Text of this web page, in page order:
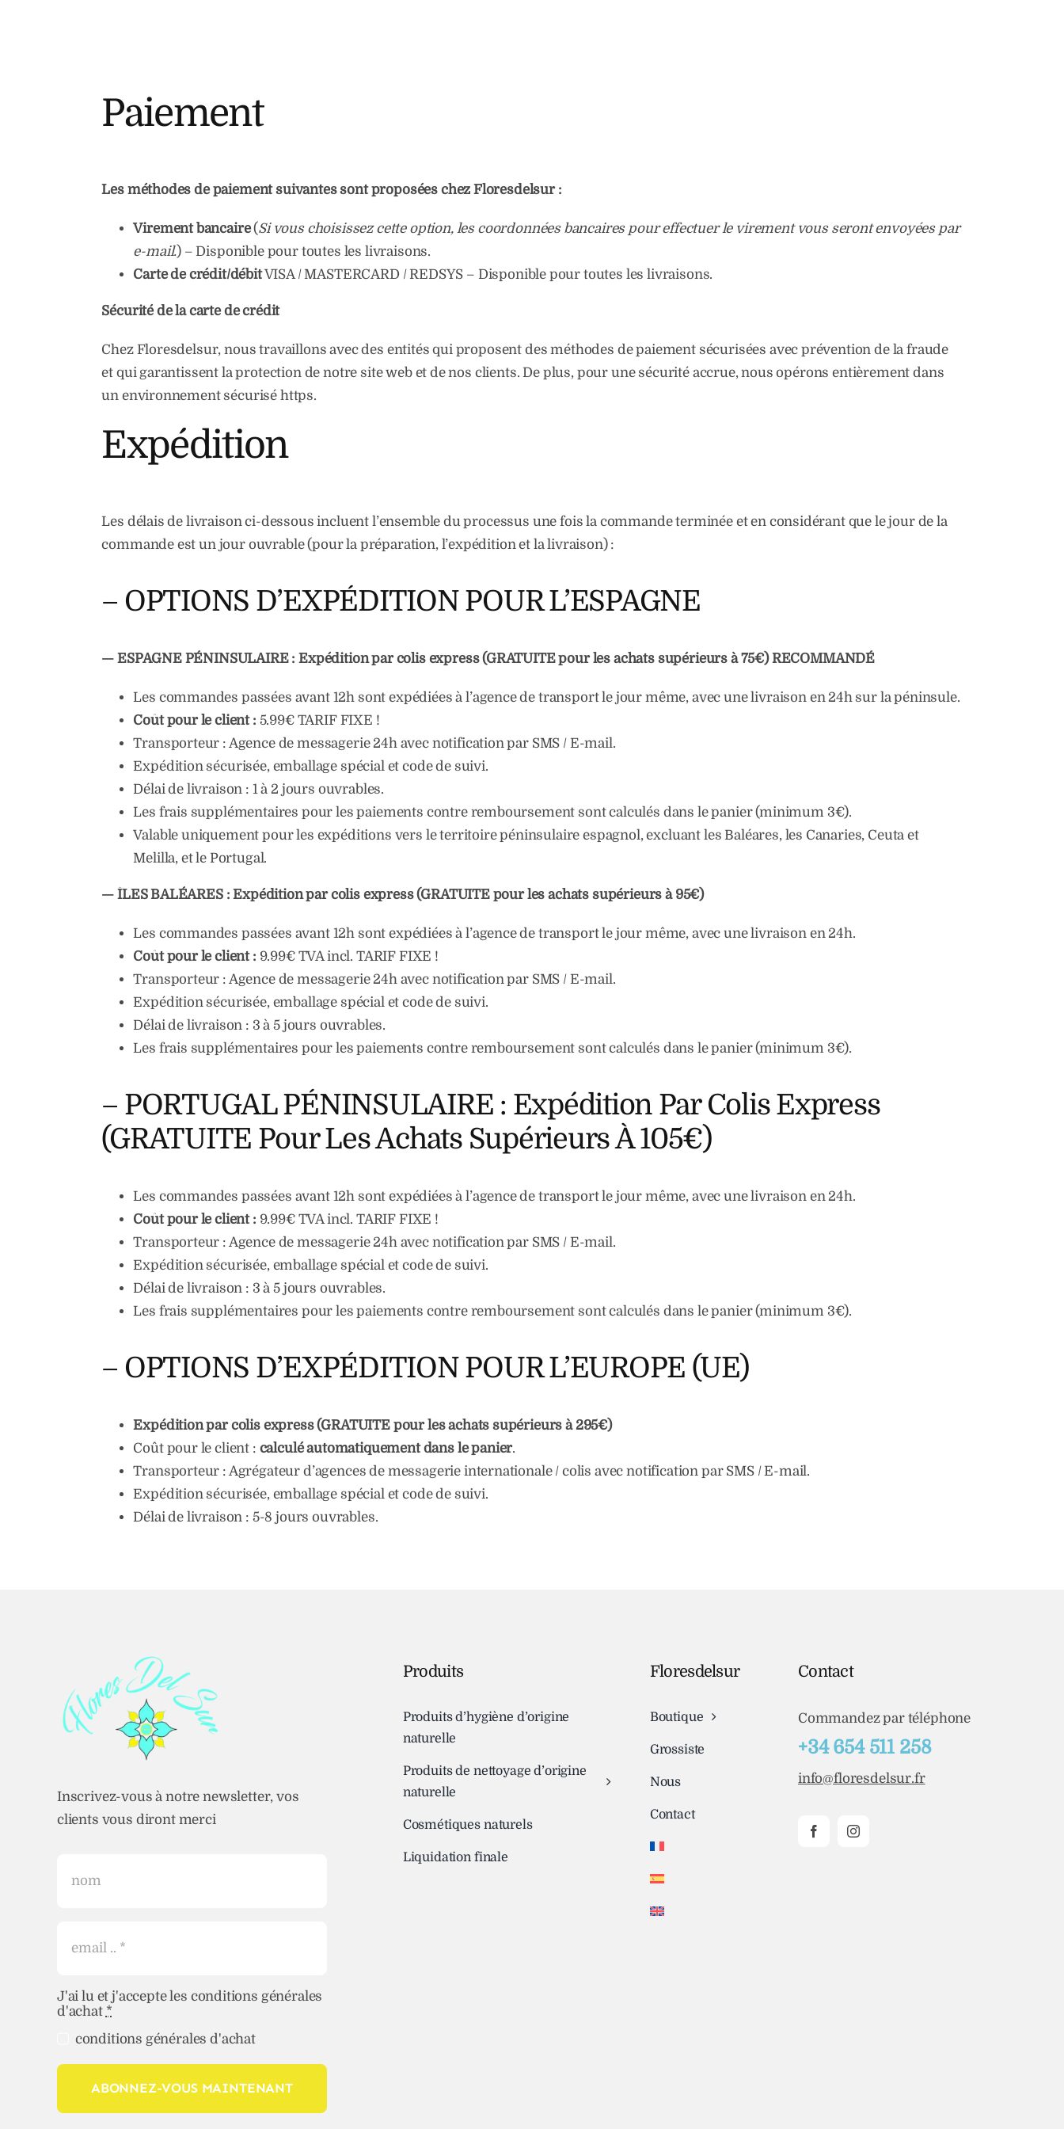
Paiement
Les méthodes de paiement suivantes sont proposées chez Floresdelsur :
Virement bancaire(Si vous choisissez cette option, les coordonnées bancaires pour effectuer le virement vous seront envoyées par
e-mail.) – Disponible pour toutes les livraisons.
Carte de crédit/débitVISA / MASTERCARD / REDSYS – Disponible pour toutes les livraisons.
Sécurité de la carte de crédit
Chez Floresdelsur, nous travaillons avec des entités qui proposent des méthodes de paiement sécurisées avec prévention de la fraude
et qui garantissent la protection de notre site web et de nos clients. De plus, pour une sécurité accrue, nous opérons entièrement dans
un environnement sécurisé https.
Expédition
Les délais de livraison ci-dessous incluent l’ensemble du processus une fois la commande terminée et en considérant que le jour de la
commande est un jour ouvrable (pour la préparation, l’expédition et la livraison) :
– OPTIONS D’EXPÉDITION POUR L’ESPAGNE
— ESPAGNE PÉNINSULAIRE : Expédition par colis express (GRATUITE pour les achats supérieurs à 75€) RECOMMANDÉ
Les commandes passées avant 12h sont expédiées à l’agence de transport le jour même, avec une livraison en 24h sur la péninsule.
Coût pour le client : 5.99€ TARIF FIXE !
Transporteur : Agence de messagerie 24h avec notification par SMS / E-mail.
Expédition sécurisée, emballage spécial et code de suivi.
Délai de livraison : 1 à 2 jours ouvrables.
Les frais supplémentaires pour les paiements contre remboursement sont calculés dans le panier (minimum 3€).
Valable uniquement pour les expéditions vers le territoire péninsulaire espagnol, excluant les Baléares, les Canaries, Ceuta et
Melilla, et le Portugal.
— ÎLES BALÉARES : Expédition par colis express (GRATUITE pour les achats supérieurs à 95€)
Les commandes passées avant 12h sont expédiées à l’agence de transport le jour même, avec une livraison en 24h.
Coût pour le client : 9.99€ TVA incl. TARIF FIXE !
Transporteur : Agence de messagerie 24h avec notification par SMS / E-mail.
Expédition sécurisée, emballage spécial et code de suivi.
Délai de livraison : 3 à 5 jours ouvrables.
Les frais supplémentaires pour les paiements contre remboursement sont calculés dans le panier (minimum 3€).
– PORTUGAL PÉNINSULAIRE : Expédition Par Colis Express
(GRATUITE Pour Les Achats Supérieurs À 105€)
Les commandes passées avant 12h sont expédiées à l’agence de transport le jour même, avec une livraison en 24h.
Coût pour le client : 9.99€ TVA incl. TARIF FIXE !
Transporteur : Agence de messagerie 24h avec notification par SMS / E-mail.
Expédition sécurisée, emballage spécial et code de suivi.
Délai de livraison : 3 à 5 jours ouvrables.
Les frais supplémentaires pour les paiements contre remboursement sont calculés dans le panier (minimum 3€).
– OPTIONS D’EXPÉDITION POUR L’EUROPE (UE)
Expédition par colis express (GRATUITE pour les achats supérieurs à 295€)
Coût pour le client : calculé automatiquement dans le panier.
Transporteur : Agrégateur d’agences de messagerie internationale / colis avec notification par SMS / E-mail.
Expédition sécurisée, emballage spécial et code de suivi.
Délai de livraison : 5-8 jours ouvrables.
Inscrivez-vous à notre newsletter, vos
clients vous diront merci
J'ai lu et j'accepte les conditions générales
d'achat *
conditions générales d'achat
ABONNEZ-VOUS MAINTENANT
Produits
Produits d’hygiène d’origine
naturelle
Produits de nettoyage d’origine
naturelle
Cosmétiques naturels
Liquidation finale
Floresdelsur
Boutique
Grossiste
Nous
Contact
Contact
Commandez par téléphone
+34 654 511 258
info@floresdelsur.fr